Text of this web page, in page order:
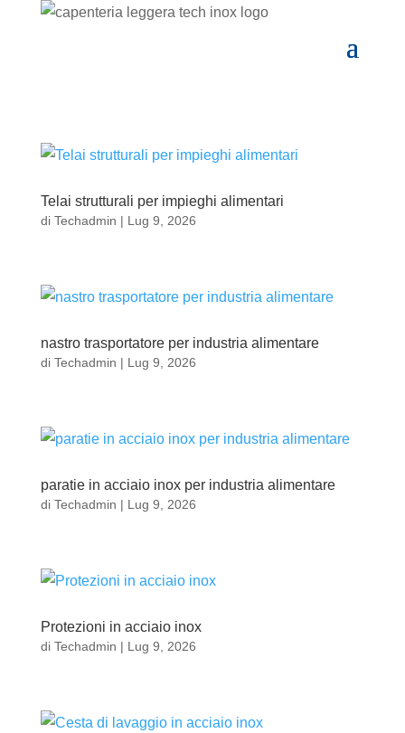
Telai strutturali per impieghi alimentari
di Techadmin | Lug 9, 2026
nastro trasportatore per industria alimentare
di Techadmin | Lug 9, 2026
paratie in acciaio inox per industria alimentare
di Techadmin | Lug 9, 2026
Protezioni in acciaio inox
di Techadmin | Lug 9, 2026